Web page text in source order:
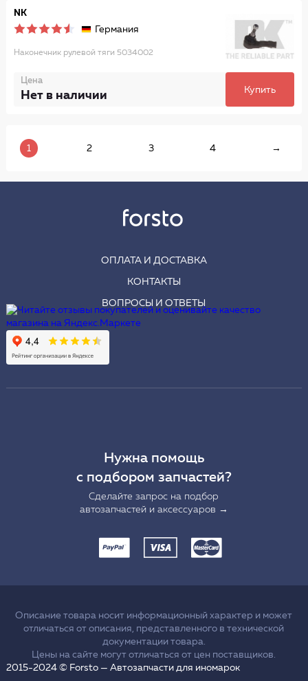
NK
Германия
Наконечник рулевой тяги 5034002
Цена
Нет в наличии Купить
1 2 3 4 →
ОПЛАТА И ДОСТАВКА
КОНТАКТЫ
ВОПРОСЫ И ОТВЕТЫ
Нужна помощь
с подбором запчастей?
Сделайте запрос на подбор
автозапчастей и аксессуаров →
Описание товара носит информационный характер и может
отличаться от описания, представленного в технической
документации товара.
Цены на сайте могут отличаться от цен поставщиков.
2015-2024 © Forsto — Автозапчасти для иномарок